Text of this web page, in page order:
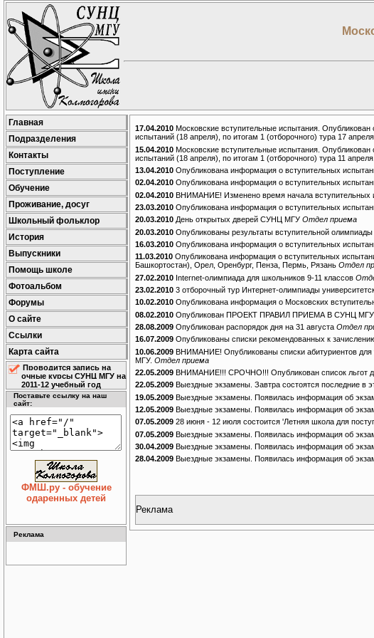
Главная
Подразделения
Контакты
Поступление
Обучение
Проживание, досуг
Школьный фольклор
История
Выпускники
Помощь школе
Фотоальбом
Форумы
О сайте
Ссылки
Карта сайта
Проводится запись на
очные курсы СУНЦ МГУ на
2011-12 учебный год
Поставьте ссылку на наш
сайт:
ФМШ.ру - обучение
одаренных детей
Реклама
17.04.2010 Московские вступительные испытания.
испытаний (18 апреля), по итогам 1 (отборочного) тура 17 апреля.
15.04.2010 Московские вступительные испытания. Опубликован
испытаний (18 апреля), по итогам 1 (отборочного) тура 11 апреля.
13.04.2010 Опубликована информация о вступительных
02.04.2010 Опубликована информация о вступительных
02.04.2010 ВНИМАНИЕ! Изменено время начала вступительных
23.03.2010 Опубликована информация о вступительных
20.03.2010 День открытых дверей СУНЦ МГУ Отдел приема
20.03.2010 Опубликованы результаты вступительной
16.03.2010 Опубликована информация о вступительных
11.03.2010 Опубликована информация о вступительных
Башкортостан), Орел, Оренбург, Пенза, Пермь, Рязань Отдел
27.02.2010 Internet-олимпиада для школьников 9-11 классов
23.02.2010 3 отборочный тур Интернет-олимпиады
10.02.2010 Опубликована информация о Московских
08.02.2010 Опубликован ПРОЕКТ ПРАВИЛ ПРИЕМА В СУНЦ МГУ
28.08.2009 Опубликован распорядок дня на 31 августа Отдел
16.07.2009 Опубликованы списки рекомендованных к
10.06.2009 ВНИМАНИЕ! Опубликованы списки абитуриентов для
МГУ. Отдел приема
22.05.2009 ВНИМАНИЕ!!! СРОЧНО!!! Опубликован список льгот
22.05.2009 Выездные экзамены. Завтра состоятся последние
19.05.2009 Выездные экзамены. Появилась информация об
12.05.2009 Выездные экзамены. Появилась информация об
07.05.2009 28 июня - 12 июля состоится 'Летняя школа для
07.05.2009 Выездные экзамены. Появилась информация об
30.04.2009 Выездные экзамены. Появилась информация об
28.04.2009 Выездные экзамены. Появилась информация об
Реклама